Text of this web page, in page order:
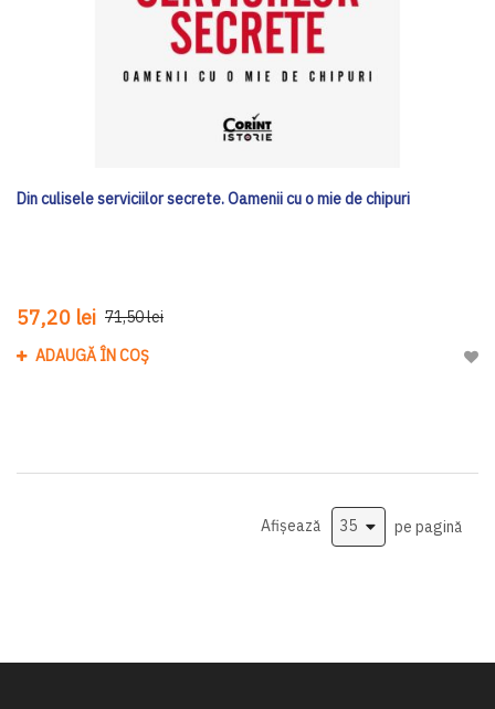
Din culisele serviciilor secrete. Oamenii cu o mie de chipuri
57,20 lei 71,50 lei
ADAUGĂ ÎN COȘ
Afișează pe pagină